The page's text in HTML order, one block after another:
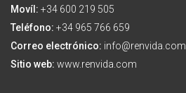
Movíl: +34 600 219 505
Teléfono: +34 965 766 659
Correo electrónico: info@renvida.com
Sitio web: www.renvida.com